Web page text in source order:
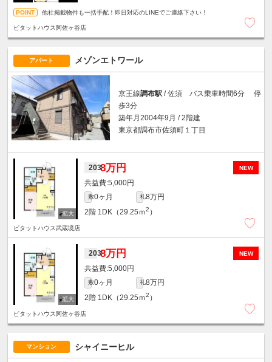
他社掲載物件も一括手配！即日対応のLINEでご連絡下さい！
ピタットハウス阿佐ヶ谷店
アパート メゾンエトワール
京王線調布駅 / 佐須 バス乗車時間6分 停
歩3分
築年月2004年9月 / 2階建
東京都調布市佐須町１丁目
NEW
2038万円
5,000円
敷0ヶ月 礼8万円
2階 1DK（29.25ｍ2 ）
ピタットハウス武蔵境店
NEW
2038万円
5,000円
敷0ヶ月 礼8万円
2階 1DK（29.25ｍ2 ）
ピタットハウス阿佐ヶ谷店
マンション シャイニーヒル